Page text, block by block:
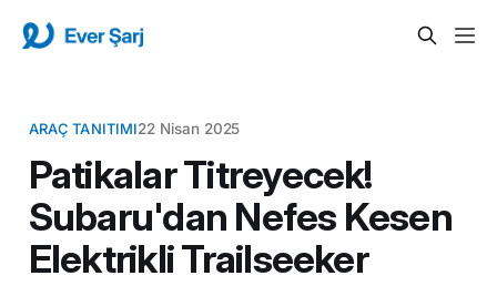
ARAÇ TANITIMI22 Nisan 2025
Patikalar Titreyecek!
Subaru'dan Nefes Kesen
Elektrikli Trailseeker